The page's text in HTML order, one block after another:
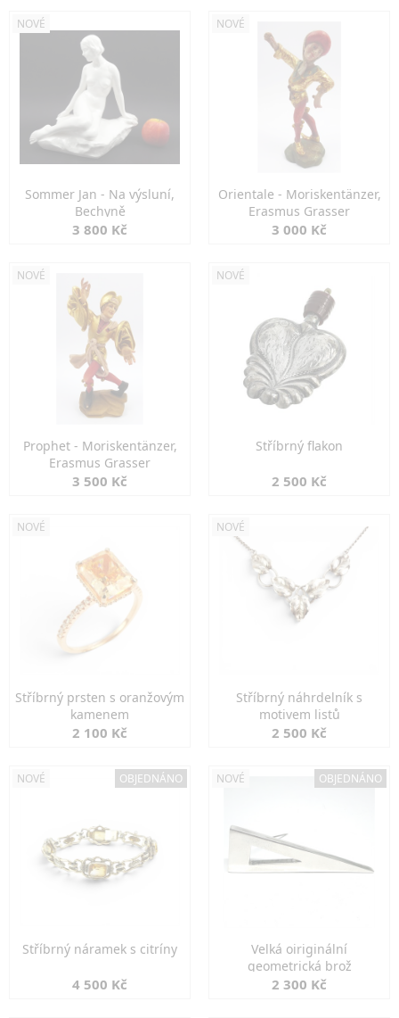
NOVÉ
Sommer Jan - Na výsluní,
Bechyně
3 800 Kč
NOVÉ
Orientale - Moriskentänzer,
Erasmus Grasser
3 000 Kč
NOVÉ
Prophet - Moriskentänzer,
Erasmus Grasser
3 500 Kč
NOVÉ
Stříbrný flakon
2 500 Kč
NOVÉ
Stříbrný prsten s oranžovým
kamenem
2 100 Kč
NOVÉ
Stříbrný náhrdelník s
motivem listů
2 500 Kč
NOVÉ OBJEDNÁNO
Stříbrný náramek s citríny
4 500 Kč
NOVÉ OBJEDNÁNO
Velká oiriginální
geometrická brož
2 300 Kč